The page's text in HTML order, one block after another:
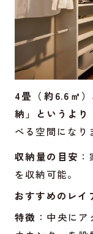
4畳（約6.6㎡
納」というより
べる空間になり
収納量の目安
を収納可能。
おすすめのレイ
特徴 ：中央に